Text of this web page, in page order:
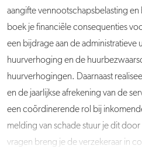
aangifte vennootschapsbelasting
boek je financiële consequenties
een bijdrage aan de administratieve
huurverhoging en de
huurverhogingen. Daarnaast
en de jaarlijkse afrekening van de
een coördinerende rol bij
melding van schade stuur je dit
vragen breng je de verzekeraar in